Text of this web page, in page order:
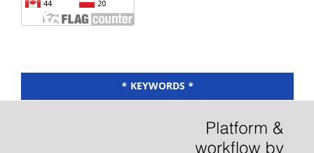
* KEYWORDS *